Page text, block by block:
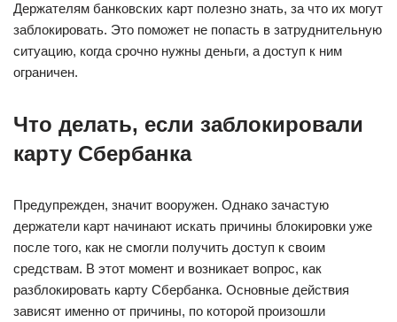
Держателям банковских карт полезно знать, за что их могут
заблокировать. Это поможет не попасть в затруднительную
ситуацию, когда срочно нужны деньги, а доступ к ним
ограничен.
Что делать, если заблокировали
карту Сбербанка
Предупрежден, значит вооружен. Однако зачастую
держатели карт начинают искать причины блокировки уже
после того, как не смогли получить доступ к своим
средствам. В этот момент и возникает вопрос, как
разблокировать карту Сбербанка. Основные действия
зависят именно от причины, по которой произошли